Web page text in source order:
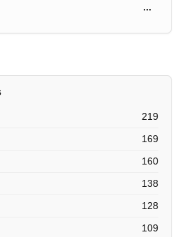
...
219
169
160
138
128
109